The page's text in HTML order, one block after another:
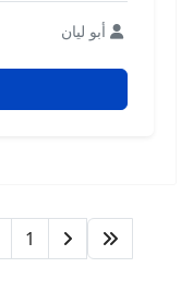
أبو ليان
1